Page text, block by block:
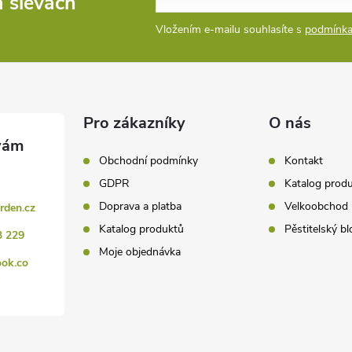
Vložením e-mailu souhlasíte s
229
Pro zákazníky
Obchodní podmínky
GDPR
Doprava a platba
Katalog produktů
Moje objednávka
O nás
Kontakt
Katalog
Velkoobchod
Pěstitelský